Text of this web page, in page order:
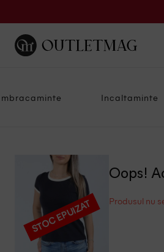
Incaltaminte
STOC EPUIZAT
Oops!
Produsul nu